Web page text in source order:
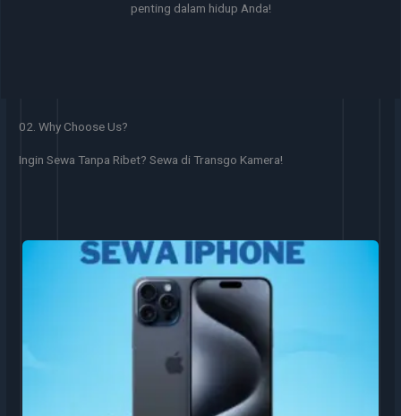
penting dalam hidup Anda!
02. Why Choose Us?
Ingin Sewa Tanpa Ribet? Sewa di Transgo Kamera!